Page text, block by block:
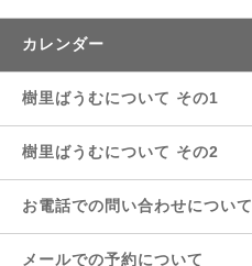
カレンダー
樹里ばうむについて その1
樹里ばうむについて その2
お電話での問い合わせについて
メールでの予約について